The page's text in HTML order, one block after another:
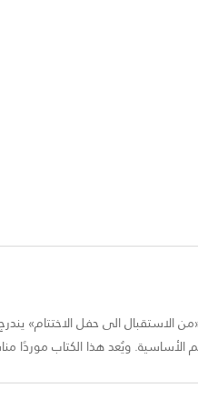
الأساسية. ويُعد هذا الكتاب موردًا